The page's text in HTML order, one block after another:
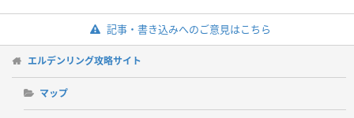
記事・書き込みへのご意見はこちら
エルデンリング攻略サイト
マップ